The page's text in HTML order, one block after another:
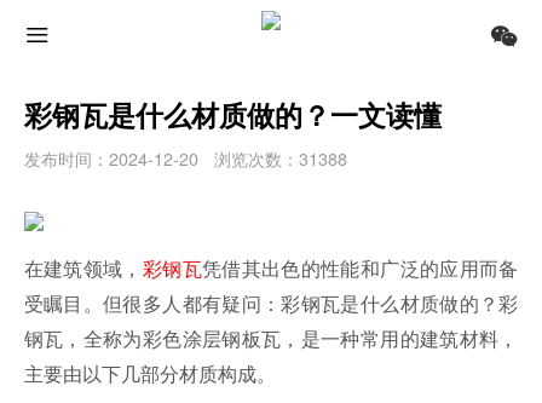
彩钢瓦是什么材质做的？一文读懂
发布时间：2024-12-20 浏览次数：31388
在建筑领域， 彩钢瓦凭借其出色的性能和广泛的应用而备
受瞩目。但很多人都有疑问：彩钢瓦是什么材质做的？彩
钢瓦，全称为彩色涂层钢板瓦，是一种常用的建筑材料，
主要由以下几部分材质构成。